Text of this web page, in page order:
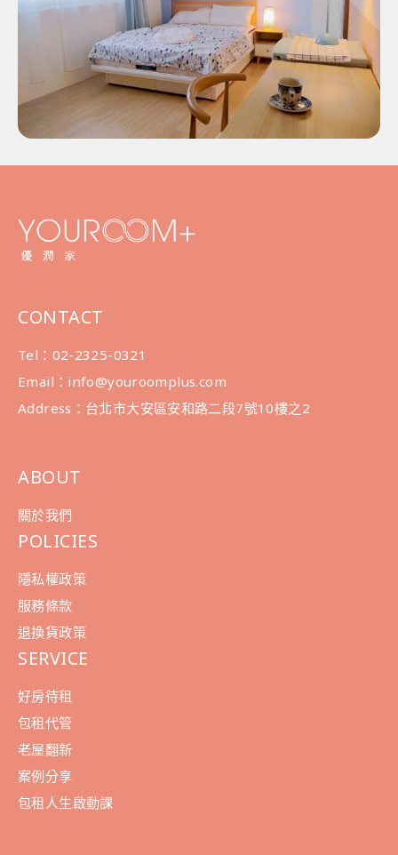
CONTACT
Tel：02-2325-0321
Email：info@youroomplus.com
Address：台北市大安區安和路二段7號10樓之2
ABOUT
關於我們
POLICIES
隱私權政策
服務條款
退換貨政策
SERVICE
好房待租
包租代管
老屋翻新
案例分享
包租人生啟動課